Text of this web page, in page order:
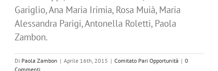
Gariglio, Ana Maria Irimia, Rosa Muià, Maria
Alessandra Parigi, Antonella Roletti, Paola
Zambon.
Di Paola Zambon | Aprile 16th, 2015 | Comitato Pari Opportunità | 0
Commenti